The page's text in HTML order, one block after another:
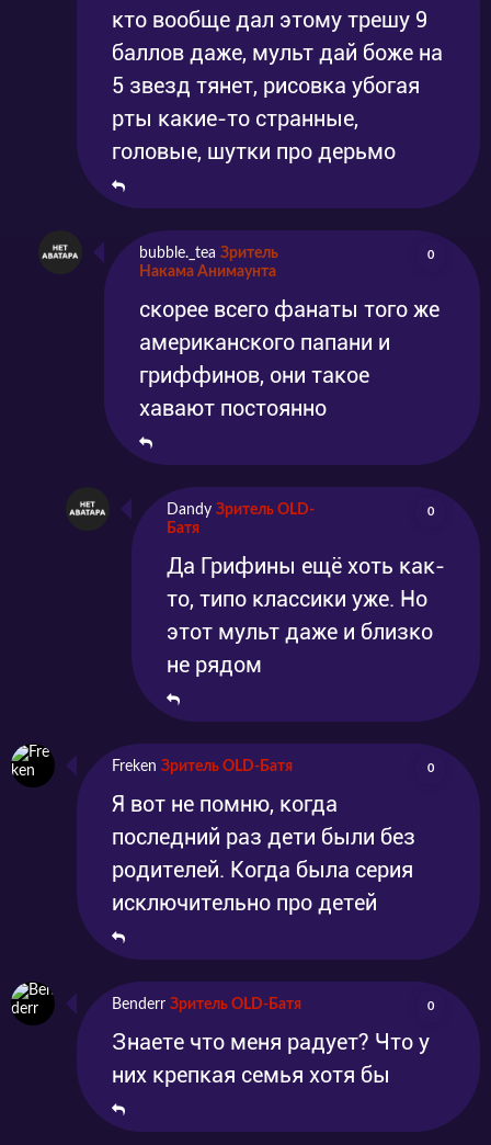
кто вообще дал этому трешу 9
баллов даже, мульт дай боже на
5 звезд тянет, рисовка убогая
рты какие-то странные,
головые, шутки про дерьмо
bubble._tea Зритель
Накама Анимаунта
0
скорее всего фанаты того же
американского папани и
гриффинов, они такое
хавают постоянно
Dandy Зритель OLD-
Батя
0
Да Грифины ещё хоть как-
то, типо классики уже. Но
этот мульт даже и близко
не рядом
Freken Зритель OLD-Батя 0
Я вот не помню, когда
последний раз дети были без
родителей. Когда была серия
исключительно про детей
Benderr Зритель OLD-Батя 0
Знаете что меня радует? Что у
них крепкая семья хотя бы